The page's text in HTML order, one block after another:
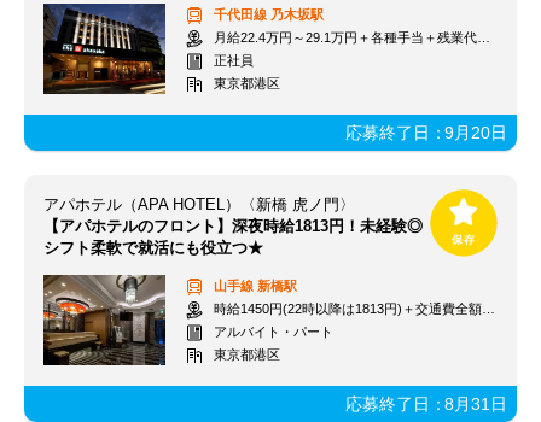
千代田線 乃木坂駅
月給22.4万円～29.1万円＋各種手当＋残業代別途＋賞与年2回
正社員
東京都港区
応募終了日：9月20日
アパホテル（APA HOTEL）〈新橋 虎ノ門〉
【アパホテルのフロント】深夜時給1813円！未経験◎
シフト柔軟で就活にも役立つ★
山手線 新橋駅
時給1450円(22時以降は1813円)＋交通費全額支給
アルバイト・パート
東京都港区
応募終了日：8月31日